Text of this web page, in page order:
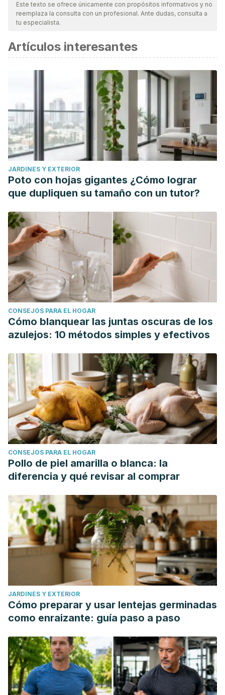
Este texto se ofrece únicamente con propósitos informativos y no
reemplaza la consulta con un profesional. Ante dudas, consulta a
tu especialista.
Artículos interesantes
JARDINES Y EXTERIOR
Poto con hojas gigantes ¿Cómo lograr
que dupliquen su tamaño con un tutor?
CONSEJOS PARA EL HOGAR
Cómo blanquear las juntas oscuras de los
azulejos: 10 métodos simples y efectivos
CONSEJOS PARA EL HOGAR
Pollo de piel amarilla o blanca: la
diferencia y qué revisar al comprar
JARDINES Y EXTERIOR
Cómo preparar y usar lentejas germinadas
como enraizante: guía paso a paso